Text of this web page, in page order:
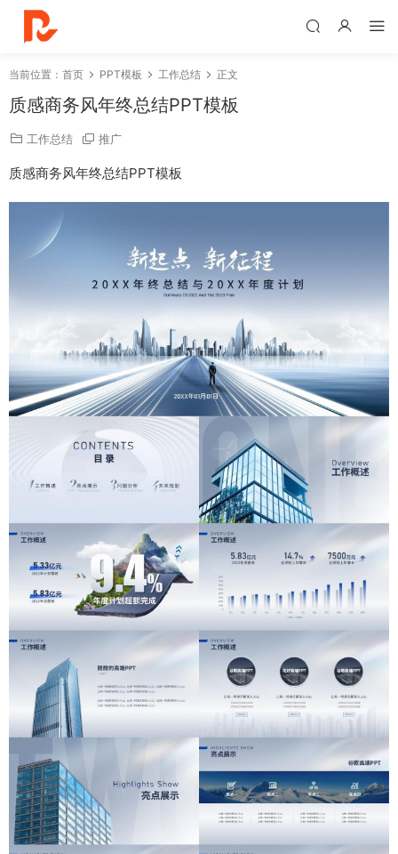
当前位置： 首页 PPT模板 工作总结 正文
质感商务风年终总结PPT模板
工作总结 推广
质感商务风年终总结PPT模板